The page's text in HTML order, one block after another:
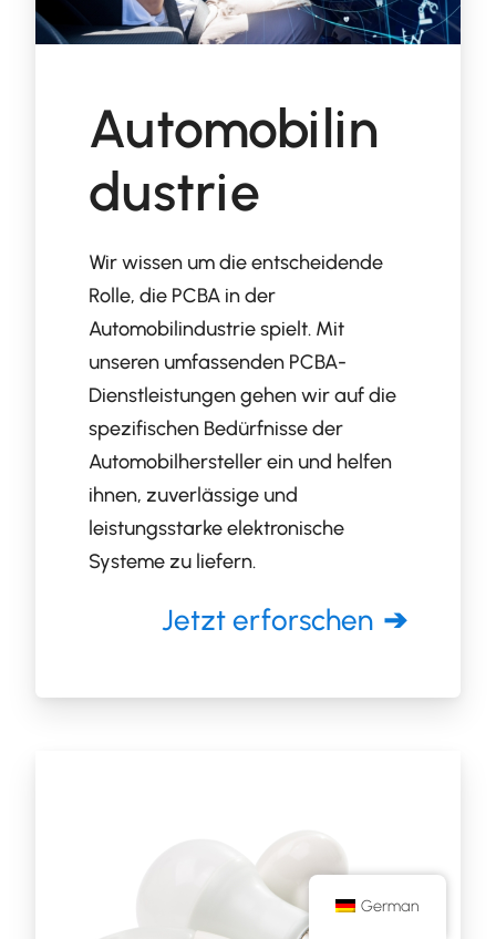
Automobilin
dustrie
Wir wissen um die entscheidende
Rolle, die PCBA in der
Automobilindustrie spielt. Mit
unseren umfassenden PCBA-
Dienstleistungen gehen wir auf die
spezifischen Bedürfnisse der
Automobilhersteller ein und helfen
ihnen, zuverlässige und
leistungsstarke elektronische
Systeme zu liefern.
Jetzt erforschen
German